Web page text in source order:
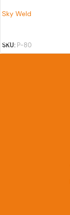
Sky Weld
SKU: P-80